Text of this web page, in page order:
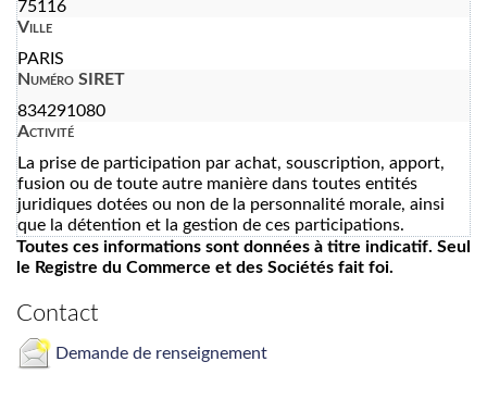
75116
Ville
PARIS
Numéro SIRET
834291080
Activité
La prise de participation par achat, souscription, apport,
fusion ou de toute autre manière dans toutes entités
juridiques dotées ou non de la personnalité morale, ainsi
que la détention et la gestion de ces participations.
Toutes ces informations sont données à titre indicatif. Seul
le Registre du Commerce et des Sociétés fait foi.
Contact
Demande de renseignement